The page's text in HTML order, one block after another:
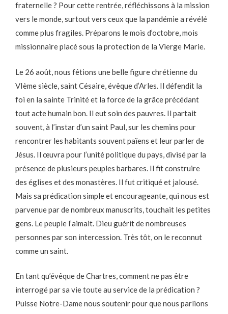
fraternelle ? Pour cette rentrée, réfléchissons à la mission
vers le monde, surtout vers ceux que la pandémie a révélé
comme plus fragiles. Préparons le mois d’octobre, mois
missionnaire placé sous la protection de la Vierge Marie.
Le 26 août, nous fêtions une belle figure chrétienne du
VIème siècle, saint Césaire, évêque d’Arles. Il défendit la
foi en la sainte Trinité et la force de la grâce précédant
tout acte humain bon. Il eut soin des pauvres. Il partait
souvent, à l’instar d’un saint Paul, sur les chemins pour
rencontrer les habitants souvent païens et leur parler de
Jésus. Il œuvra pour l’unité politique du pays, divisé par la
présence de plusieurs peuples barbares. Il fit construire
des églises et des monastères. Il fut critiqué et jalousé.
Mais sa prédication simple et encourageante, qui nous est
parvenue par de nombreux manuscrits, touchait les petites
gens. Le peuple l’aimait. Dieu guérit de nombreuses
personnes par son intercession. Très tôt, on le reconnut
comme un saint.
En tant qu’évêque de Chartres, comment ne pas être
interrogé par sa vie toute au service de la prédication ?
Puisse Notre-Dame nous soutenir pour que nous parlions